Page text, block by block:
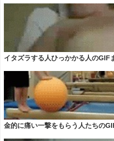
イタズラする人ひっかかる人のGIF
金的に痛い一撃をもらう人たちの